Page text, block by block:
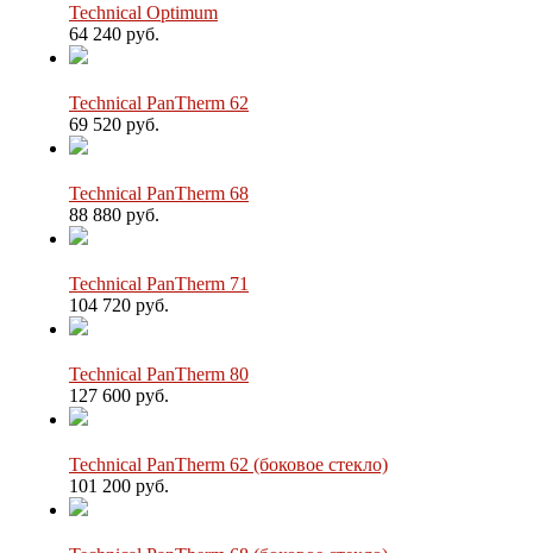
Technical Optimum
64 240 руб.
Technical PanTherm 62
69 520 руб.
Technical PanTherm 68
88 880 руб.
Technical PanTherm 71
104 720 руб.
Technical PanTherm 80
127 600 руб.
Technical PanTherm 62 (боковое стекло)
101 200 руб.